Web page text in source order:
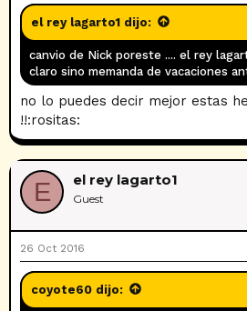
el rey lagarto1 dijo:
canvio de Nick poreste .... el rey
claro sino memanda de vacaciones
no lo puedes decir mejor estas
!!:rositas:
E el rey lagarto1
Guest
26 Oct 2016
coyote60 dijo: